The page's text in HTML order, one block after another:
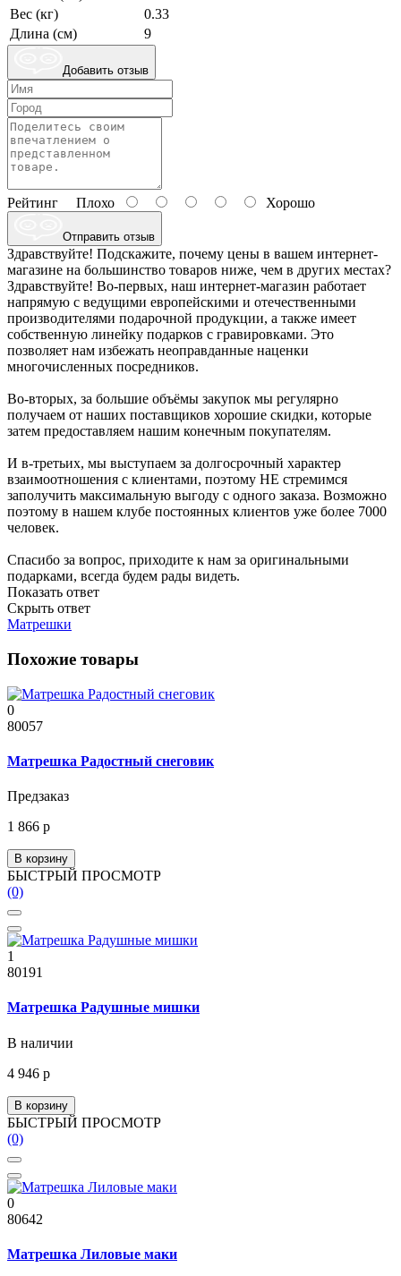
Вес (кг)
0.33
Длина (см)
9
Добавить отзыв
Рейтинг Плохо Хорошо
Отправить отзыв
Здравствуйте! Подскажите, почему цены в вашем интернет-
магазине на большинство товаров ниже, чем в других местах?
Здравствуйте! Во-первых, наш интернет-магазин работает
напрямую с ведущими европейскими и отечественными
производителями подарочной продукции, а также имеет
собственную линейку подарков с гравировками. Это
позволяет нам избежать неоправданные наценки
многочисленных посредников.
Во-вторых, за большие объёмы закупок мы регулярно
получаем от наших поставщиков хорошие скидки, которые
затем предоставляем нашим конечным покупателям.
И в-третьих, мы выступаем за долгосрочный характер
взаимоотношения с клиентами, поэтому НЕ стремимся
заполучить максимальную выгоду с одного заказа. Возможно
поэтому в нашем клубе постоянных клиентов уже более 7000
человек.
Спасибо за вопрос, приходите к нам за оригинальными
подарками, всегда будем рады видеть.
Показать ответ
Скрыть ответ
Матрешки
Похожие товары
0
80057
Матрешка Радостный снеговик
Предзаказ
1 866 р
В корзину
БЫСТРЫЙ ПРОСМОТР
(0)
1
80191
Матрешка Радушные мишки
В наличии
4 946 р
В корзину
БЫСТРЫЙ ПРОСМОТР
(0)
0
80642
Матрешка Лиловые маки